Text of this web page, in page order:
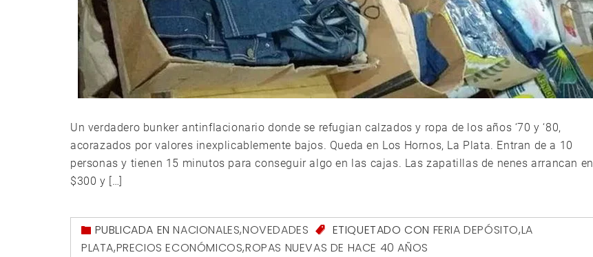
Un verdadero bunker antinflacionario donde se refugian calzados y ropa de los años ‘70 y ‘80,
acorazados por valores inexplicablemente bajos. Queda en Los Hornos, La Plata. Entran de a 10
personas y tienen 15 minutos para conseguir algo en las cajas. Las zapatillas de nenes arrancan en
$300 y […]
PUBLICADA ENNACIONALES,NOVEDADES ETIQUETADO CON FERIA DEPÓSITO,LA
PLATA,PRECIOS ECONÓMICOS,ROPAS NUEVAS DE HACE 40 AÑOS